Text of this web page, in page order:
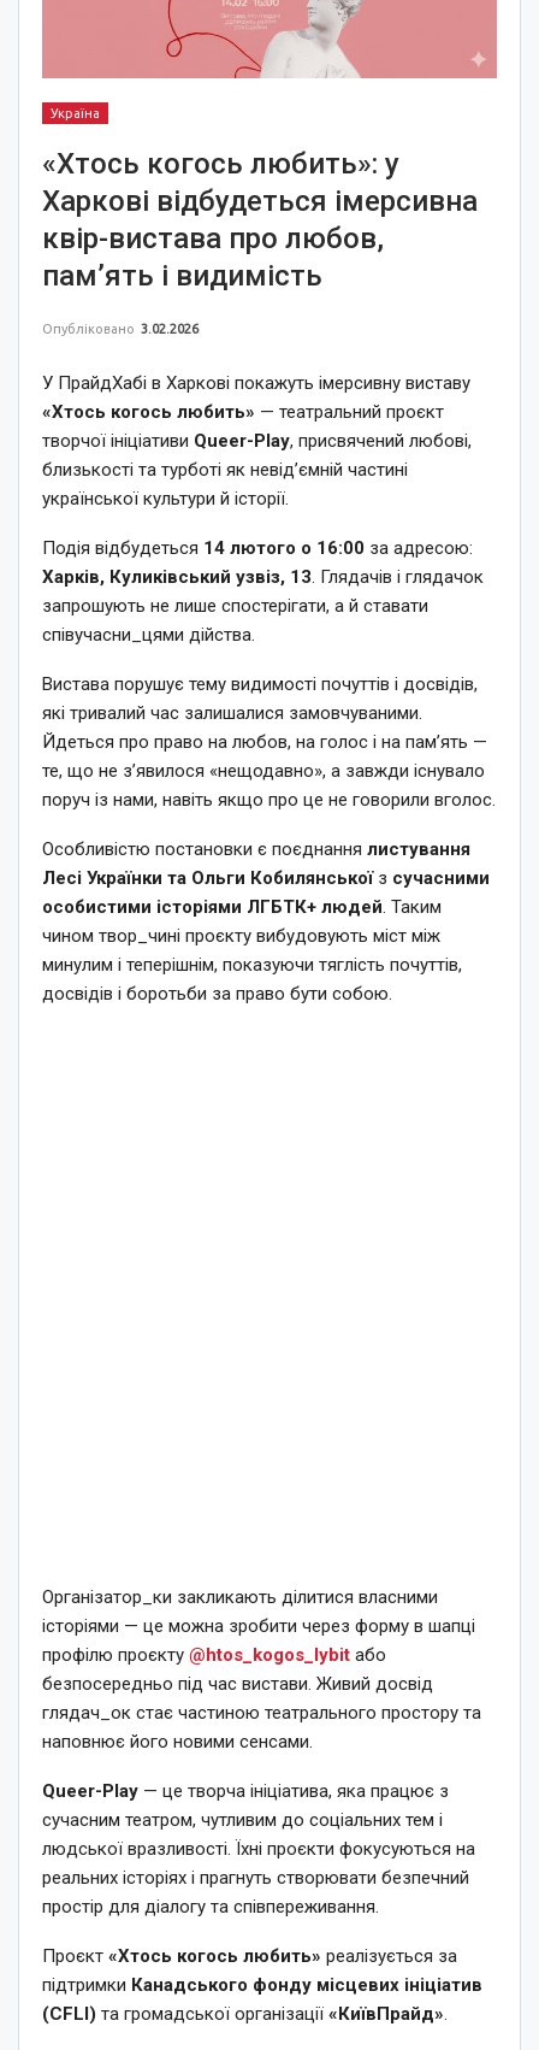
Україна
«Хтось когось любить»: у
Харкові відбудеться імерсивна
квір-вистава про любов,
пам’ять і видимість
Опубліковано 3.02.2026
У ПрайдХабі в Харкові покажуть імерсивну виставу
«Хтось когось любить» — театральний проєкт
творчої ініціативи Queer-Play, присвячений любові,
близькості та турботі як невід’ємній частині
української культури й історії.
Подія відбудеться 14 лютого о 16:00 за адресою:
Харків, Куликівський узвіз, 13. Глядачів і глядачок
запрошують не лише спостерігати, а й ставати
співучасни_цями дійства.
Вистава порушує тему видимості почуттів і досвідів,
які тривалий час залишалися замовчуваними.
Йдеться про право на любов, на голос і на пам’ять —
те, що не з’явилося «нещодавно», а завжди існувало
поруч із нами, навіть якщо про це не говорили вголос.
Особливістю постановки є поєднання листування
Лесі Українки та Ольги Кобилянськоїз сучасними
особистими історіями ЛГБТК+ людей. Таким
чином твор_чині проєкту вибудовують міст між
минулим і теперішнім, показуючи тяглість почуттів,
досвідів і боротьби за право бути собою.
Організатор_ки закликають ділитися власними
історіями — це можна зробити через форму в шапці
профілю проєкту @htos_kogos_lybit або
безпосередньо під час вистави. Живий досвід
глядач_ок стає частиною театрального простору та
наповнює його новими сенсами.
Queer-Play — це творча ініціатива, яка працює з
сучасним театром, чутливим до соціальних тем і
людської вразливості. Їхні проєкти фокусуються на
реальних історіях і прагнуть створювати безпечний
простір для діалогу та співпереживання.
Проєкт «Хтось когось любить» реалізується за
підтримки Канадського фонду місцевих ініціатив
(CFLI) та громадської організації «КиївПрайд».